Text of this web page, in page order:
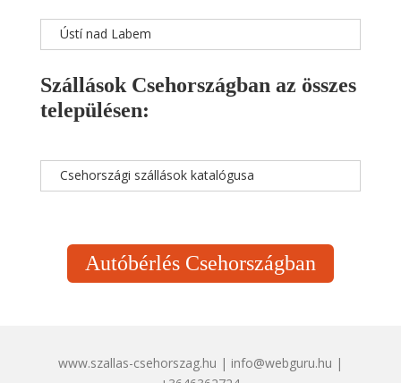
Ústí nad Labem
Szállások Csehországban az összes
településen:
Csehországi szállások katalógusa
Autóbérlés Csehországban
www.szallas-csehorszag.hu | info@webguru.hu |